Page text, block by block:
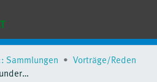
Sammlungen
Vorträge/Reden
Protection of raw water under the EU regulation REACH